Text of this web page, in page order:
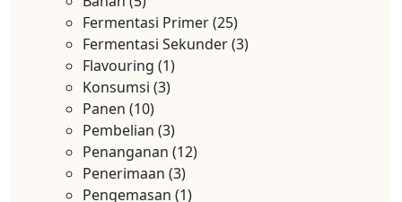
Fermentasi Primer(25)
Fermentasi Sekunder(3)
Flavouring (1)
Konsumsi (3)
Panen (10)
Pembelian (3)
Penanganan (12)
Penerimaan (3)
Pengemasan (1)